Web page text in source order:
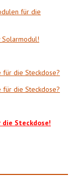
für die
Solarmodul!
die Steckdose?
die Steckdose?
die Steckdose!